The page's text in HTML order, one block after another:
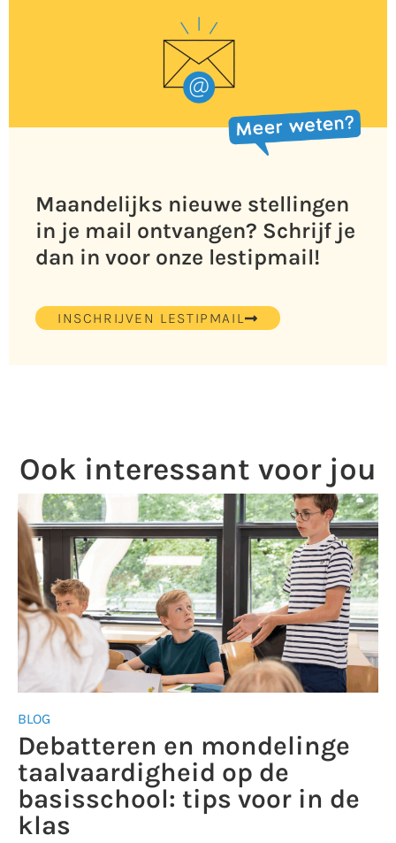
Maandelijks nieuwe stellingen
in je mail ontvangen? Schrijf je
dan in voor onze lestipmail!
INSCHRIJVEN LESTIPMAIL
Ook interessant voor jou
BLOG
Debatteren en mondelinge
taalvaardigheid op de
basisschool: tips voor in de
klas